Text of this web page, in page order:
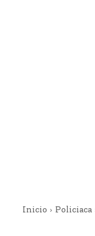
Inicio Policiaca